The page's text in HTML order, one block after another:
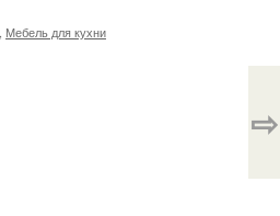
Мебель для кухни
⇨